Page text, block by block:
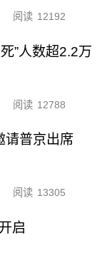
阅读 12192
”人数超2.2万
阅读 12788
请普京出席
阅读 13305
启